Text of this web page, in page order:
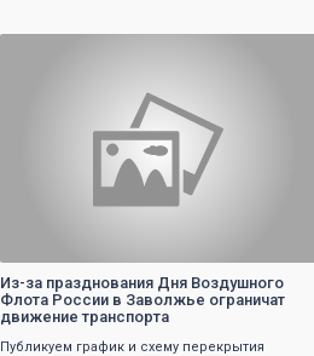
Из-за празднования Дня Воздушного
Флота России в Заволжье ограничат
движение транспорта
Публикуем график и схему перекрытия